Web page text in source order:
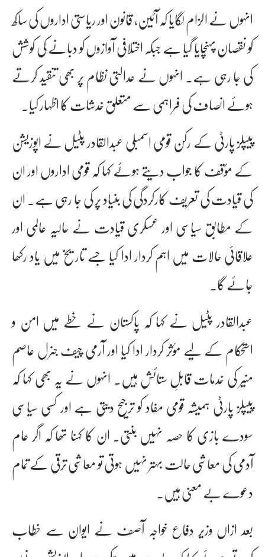
انہوں نے الزام لگایا کہ آئین، قانون اور ریاستی اداروں کی ساکھ
کو نقصان پہنچایا گیا ہے جبکہ اختلافی آوازوں کو دبانے کی کوشش
کی جا رہی ہے۔ انہوں نے عدالتی نظام پر بھی تنقید کرتے
ہوئے انصاف کی فراہمی سے متعلق خدشات کا اظہار کیا۔
پیپلز پارٹی کے رکن قومی اسمبلی عبدالقادر پٹیل نے اپوزیشن
کے مؤقف کا جواب دیتے ہوئے کہا کہ قومی اداروں اور ان
کی قیادت کی تعریف کارکردگی کی بنیاد پر کی جا رہی ہے۔ ان
کے مطابق سیاسی اور عسکری قیادت نے حالیہ عالمی اور
علاقائی حالات میں اہم کردار ادا کیا جسے تاریخ میں یاد رکھا
جائے گا۔
عبدالقادر پٹیل نے کہا کہ پاکستان نے خطے میں امن و
استحکام کے لیے مؤثر کردار ادا کیا اور آرمی چیف جنرل عاصم
منیر کی خدمات قابلِ ستائش ہیں۔ انہوں نے یہ بھی کہا کہ
پیپلز پارٹی ہمیشہ قومی مفاد کو ترجیح دیتی ہے اور کسی سیاسی
سودے بازی کا حصہ نہیں بنتی۔ ان کا کہنا تھا کہ اگر عام
آدمی کی معاشی حالت بہتر نہیں ہوتی تو معاشی ترقی کے تمام
دعوے بے معنی ہیں۔
بعد ازاں وزیر دفاع خواجہ آصف نے ایوان سے خطاب